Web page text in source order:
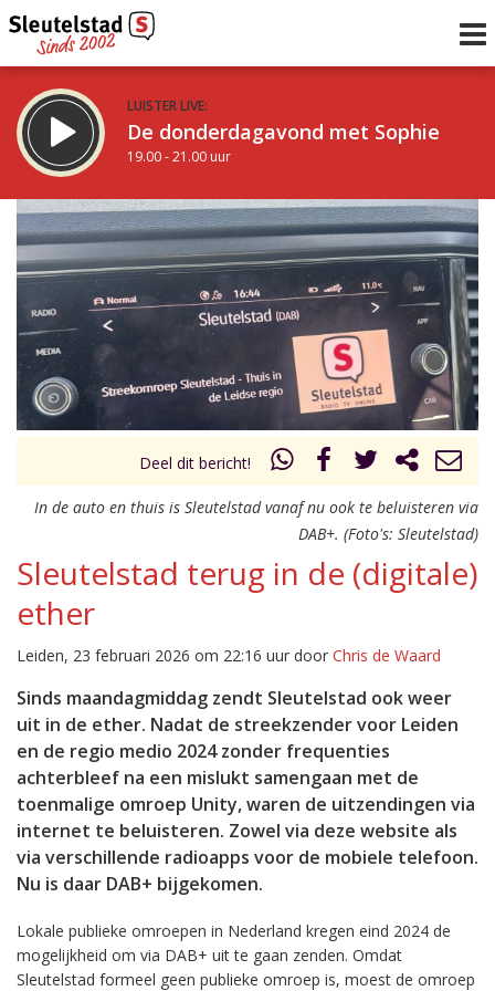
LUISTER LIVE:
De donderdagavond met Sophie
19.00 - 21.00 uur
STRAKS:
De avond van Sleutelstad
21.00 - 0.00 uur
Vorig uur
uur 1 van 0 Volgend uur
Deel dit bericht!
In de auto en thuis is Sleutelstad vanaf nu ook te beluisteren via
DAB+. (Foto's: Sleutelstad)
Sleutelstad terug in de (digitale)
ether
Leiden, 23 februari 2026 om 22:16 uur door Chris de Waard
Sinds maandagmiddag zendt Sleutelstad ook weer
uit in de ether. Nadat de streekzender voor Leiden
en de regio medio 2024 zonder frequenties
achterbleef na een mislukt samengaan met de
toenmalige omroep Unity, waren de uitzendingen via
internet te beluisteren. Zowel via deze website als
via verschillende radioapps voor de mobiele telefoon.
Nu is daar DAB+ bijgekomen.
Lokale publieke omroepen in Nederland kregen eind 2024 de
mogelijkheid om via DAB+ uit te gaan zenden. Omdat
Sleutelstad formeel geen publieke omroep is, moest de omroep